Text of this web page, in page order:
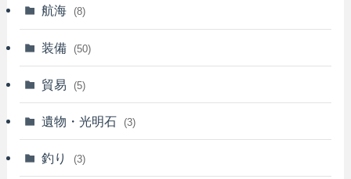
航海 (8)
装備 (50)
貿易 (5)
遺物・光明石 (3)
釣り (3)